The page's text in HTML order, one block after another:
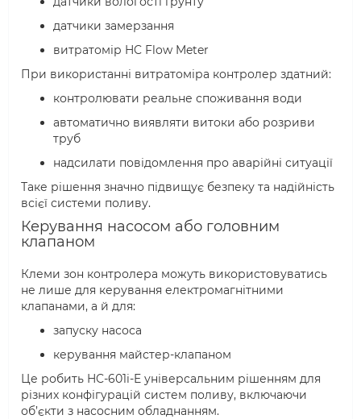
датчики замерзання
витратомір HC Flow Meter
При використанні витратоміра контролер здатний:
контролювати реальне споживання води
автоматично виявляти витоки або розриви
труб
надсилати повідомлення про аварійні ситуації
Таке рішення значно підвищує безпеку та надійність
всієї системи поливу.
Керування насосом або головним
клапаном
Клеми зон контролера можуть використовуватись
не лише для керування електромагнітними
клапанами, а й для:
запуску насоса
керування майстер-клапаном
Це робить HC-601i-E універсальним рішенням для
різних конфігурацій систем поливу, включаючи
об’єкти з насосним обладнанням.